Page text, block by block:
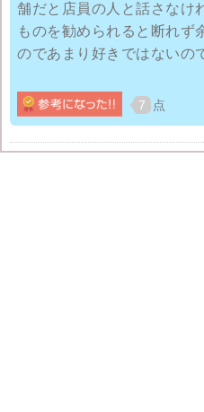
舗だと店員の人と話さなけ
ものを勧められると断れず
のであまり好きではないの
通販だと誰に邪魔されるこ
買い物出来ますし、余計な
節約にもなります。インタ
7 点